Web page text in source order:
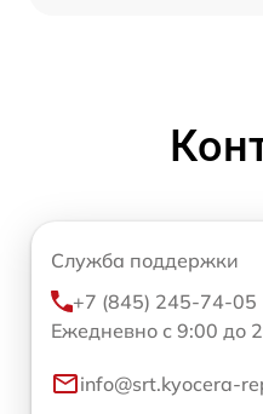
Служба поддержки
+7 (845) 245-74-05
Ежедневно с 9:00 до
info@srt.kyocera-